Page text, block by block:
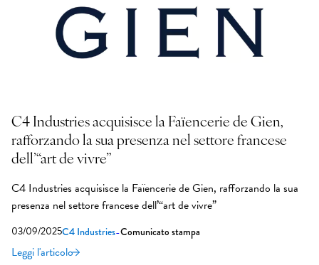
C4 Industries acquisisce la Faïencerie de Gien,
rafforzando la sua presenza nel settore francese
dell’“art de vivre”
C4 Industries acquisisce la Faïencerie de Gien, rafforzando la sua
presenza nel settore francese dell’“art de vivre”
03/09/2025C4 Industries-Comunicato stampa
Leggi l'articolo